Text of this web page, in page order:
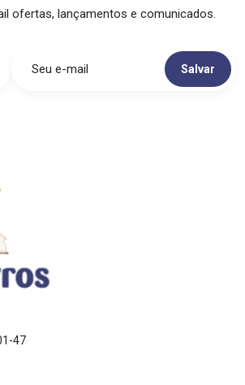
ofertas, lançamentos e comunicados.
Salvar
47